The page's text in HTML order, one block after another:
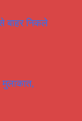
बाहर निकले